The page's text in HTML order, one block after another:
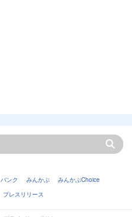
バンク みんかぶ
みんかぶChoice
プレスリリース